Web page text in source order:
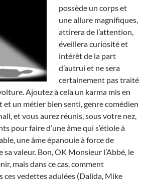
possède un corps et
une allure magnifiques,
attirera de l’attention,
éveillera curiosité et
intérêt de la part
d’autrui et ne sera
certainement pas traité
Ajoutez à cela un karma mis en
un métier bien senti, genre comédien
et vous aurez réunis, sous votre nez,
pour faire d’une âme qui s’étiole à
une âme épanouie à force de
sa valeur. Bon, OK Monsieur l’Abbé, le
mais dans ce cas, comment
vedettes adulées (Dalida, Mike